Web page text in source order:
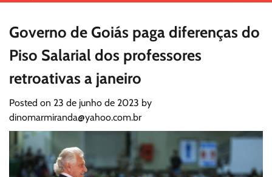
Governo de Goiás paga diferenças do
Piso Salarial dos professores
retroativas a janeiro
Posted on 23 de junho de 2023 by
dinomarmiranda@yahoo.com.br